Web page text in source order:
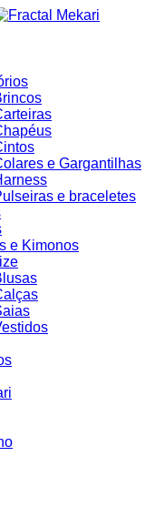
e Gargantilhas
e braceletes
e Kimonos